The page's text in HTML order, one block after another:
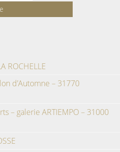
ROCHELLE
d’Automne – 31770
– galerie ARTIEMPO – 31000